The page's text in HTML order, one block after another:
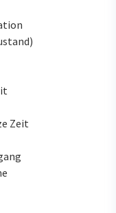
Zeit